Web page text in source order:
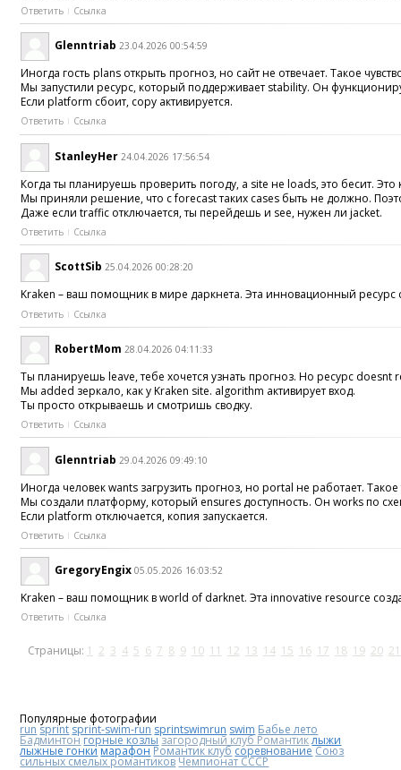
Ответить Ссылка
Glenntriab 23.04.2026 00:54:59
Иногда гость plans открыть прогноз, но сайт не отвечает. Такое
Мы запустили ресурс, который поддерживает stability. Он
Если platform сбоит, copy активируется.
Ответить Ссылка
StanleyHer 24.04.2026 17:56:54
Когда ты планируешь проверить погоду, а site не loads, это бесит.
Мы приняли решение, что с forecast таких cases быть не должно.
Даже если traffic отключается, ты перейдешь и see, нужен ли jacket.
Ответить Ссылка
ScottSib 25.04.2026 00:28:20
Kraken – ваш помощник в мире даркнета. Эта инновационный
Ответить Ссылка
RobertMom 28.04.2026 04:11:33
Ты планируешь leave, тебе хочется узнать прогноз. Но ресурс doesnt
Мы added зеркало, как у Kraken site. algorithm активирует вход.
Ты просто открываешь и смотришь сводку.
Ответить Ссылка
Glenntriab 29.04.2026 09:49:10
Иногда человек wants загрузить прогноз, но portal не работает.
Мы создали платформу, который ensures доступность. Он works по
Если platform отключается, копия запускается.
Ответить Ссылка
GregoryEngix 05.05.2026 16:03:52
Kraken – ваш помощник в world of darknet. Эта innovative resource
Ответить Ссылка
Страницы: 1 2 3 4 5 6 7 8 9 10 11 12 13 14 15 16 17 18 19 20 21
Популярные фотографии
run sprint sprint-swim-run sprintswimrun swim Бабье лето
Бадминтонгорные козлы загородный клуб Романтиклыжи
лыжные гонки марафонРомантик клубсоревнованиеСоюз
сильных смелых романтиковЧемпионат СССР